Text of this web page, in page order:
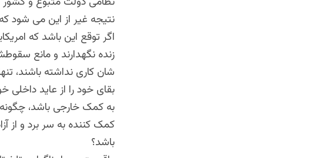
نتیجه غیر از این می شود
اگر توقع این باشد که
زنده نگهدارند و مانع
شان کاری نداشته باشند،
بقای خود را از عاید
به کمک خارجی باشد،
کمک کننده به سر برد و از
باشد؟